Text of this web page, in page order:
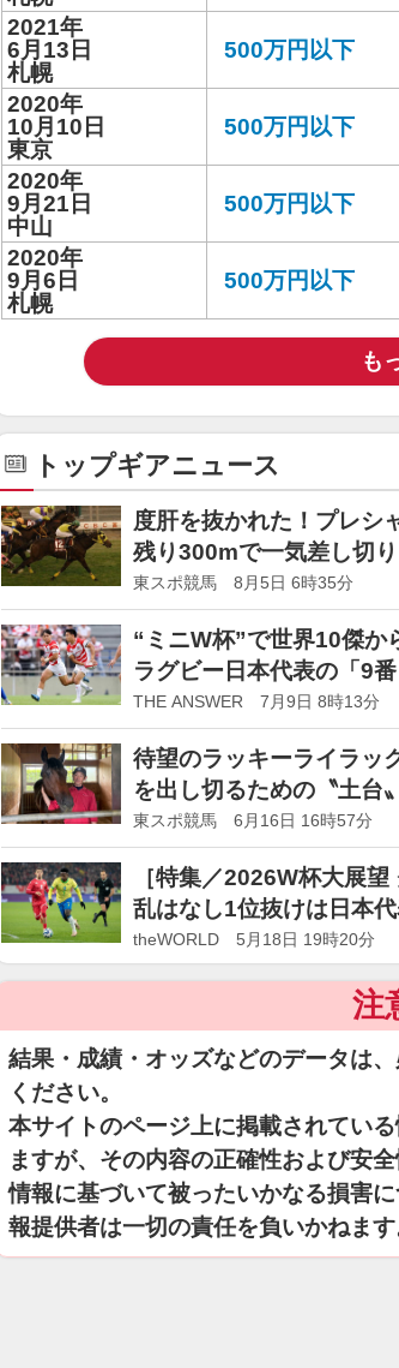
2021年
6月13日
札幌
500万円以下
2020年
10月10日
東京
500万円以下
2020年
9月21日
中山
500万円以下
2020年
9月6日
札幌
500万円以下
も
トップギアニュース
度肝を抜かれた！プレシ
残り300mで一気差し切
東スポ競馬 8月5日 6時35分
“ミニW杯”で世界10傑
ラグビー日本代表の「9
THE ANSWER 7月9日 8時13分
待望のラッキーライラッ
を出し切るための〝土台
東スポ競馬 6月16日 16時57分
［特集／2026W杯大展
乱はなし1位抜けは日本
theWORLD 5月18日 19時20分
注
結果・成績・オッズなどのデータは
ください。
本サイトのページ上に掲載されてい
ますが、その内容の正確性および安
情報に基づいて被ったいかなる損害
報提供者は一切の責任を負いかねます